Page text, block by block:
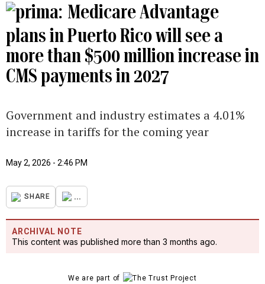
Medicare Advantage
plans in Puerto Rico will see a
more than $500 million increase in
CMS payments in 2027
Government and industry estimates a 4.01%
increase in tariffs for the coming year
May 2, 2026 - 2:46 PM
SHARE ...
ARCHIVAL NOTE
This content was published more than 3 months ago.
We are part of